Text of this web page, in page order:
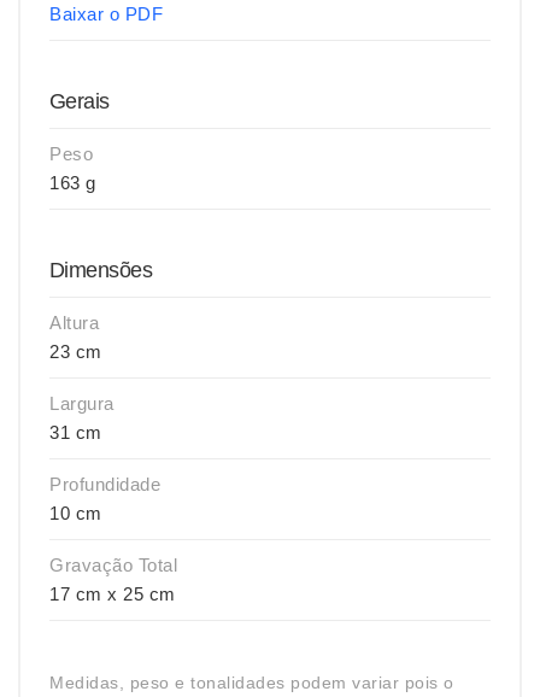
Baixar o PDF
Gerais
Peso
163 g
Dimensões
Altura
23 cm
Largura
31 cm
Profundidade
10 cm
Gravação Total
17 cm x 25 cm
Medidas, peso e tonalidades podem variar pois o